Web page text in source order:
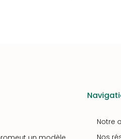
Notre
Nos